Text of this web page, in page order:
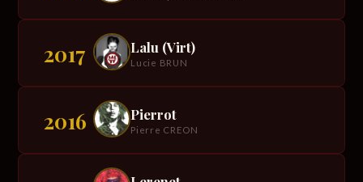
2017 Lalu (Virt)
Lucie BRUN
2016 Pierrot
Pierre CREON